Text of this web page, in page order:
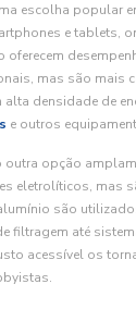
escolha popular
e tablets,
mas são mais
densidade de
e outros
opção
eletrolíticos, mas
são
filtragem até
acessível os